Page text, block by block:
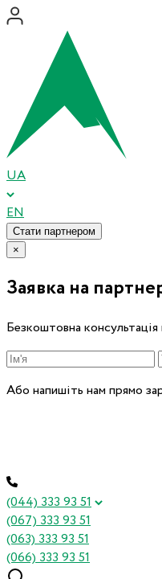
UA
EN
Стати партнером
×
Заявка на
Безкоштовна
Або напишіть нам прямо
(044) 333 93 51
(067) 333 93 51
(063) 333 93 51
(066) 333 93 51